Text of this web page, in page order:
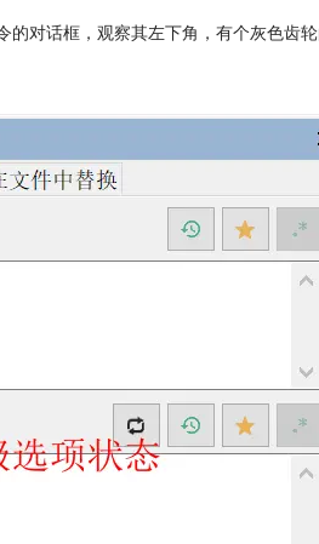
的对话框，观察其左下角，有个灰色齿